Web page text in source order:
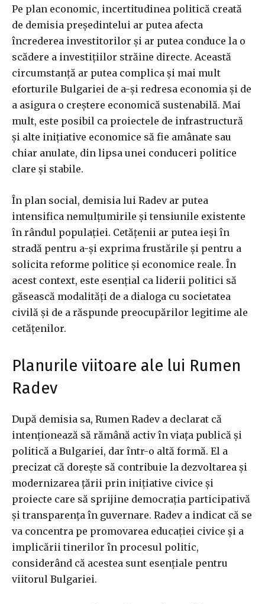
Pe plan economic, incertitudinea politică creată
de demisia președintelui ar putea afecta
încrederea investitorilor și ar putea conduce la o
scădere a investițiilor străine directe. Această
circumstanță ar putea complica și mai mult
eforturile Bulgariei de a-și redresa economia și de
a asigura o creștere economică sustenabilă. Mai
mult, este posibil ca proiectele de infrastructură
și alte inițiative economice să fie amânate sau
chiar anulate, din lipsa unei conduceri politice
clare și stabile.
În plan social, demisia lui Radev ar putea
intensifica nemulțumirile și tensiunile existente
în rândul populației. Cetățenii ar putea ieși în
stradă pentru a-și exprima frustările și pentru a
solicita reforme politice și economice reale. În
acest context, este esențial ca liderii politici să
găsească modalități de a dialoga cu societatea
civilă și de a răspunde preocupărilor legitime ale
cetățenilor.
Planurile viitoare ale lui Rumen
Radev
După demisia sa, Rumen Radev a declarat că
intenționează să rămână activ în viața publică și
politică a Bulgariei, dar într-o altă formă. El a
precizat că dorește să contribuie la dezvoltarea și
modernizarea țării prin inițiative civice și
proiecte care să sprijine democrația participativă
și transparența în guvernare. Radev a indicat că se
va concentra pe promovarea educației civice și a
implicării tinerilor în procesul politic,
considerând că acestea sunt esențiale pentru
viitorul Bulgariei.